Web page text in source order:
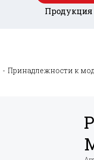
Продукция
Принадлежности к